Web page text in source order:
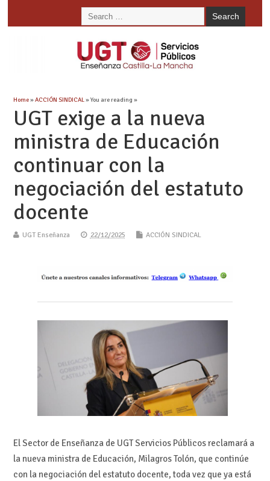
Home»ACCIÓN SINDICAL» You are reading »
UGT exige a la nueva
ministra de Educación
continuar con la
negociación del estatuto
docente
UGT Enseñanza 22/12/2025 ACCIÓN SINDICAL
El Sector de Enseñanza de UGT Servicios Públicos reclamará a
la nueva ministra de Educación, Milagros Tolón, que continúe
con la negociación del estatuto docente, toda vez que ya está